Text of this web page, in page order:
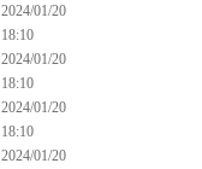
2024/01/20
18:10
2024/01/20
18:10
2024/01/20
18:10
2024/01/20